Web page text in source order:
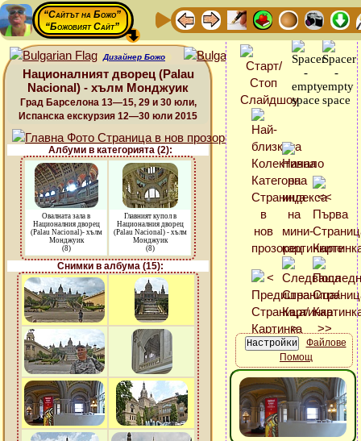
“Сайтът на Божо”
“Божовият Сайт”
Дизайнер Божо
Националният дворец (Palau
Nacional) - хълм Монджуик
Град Барселона 13—15, 29 и 30 юли,
Испанска екскурзия 12—30 юли 2015
Албуми в категорията (2):
Овалната зала в
Националния дворец
(Palau Nacional)- хълм
Монджуик
(8)
Главният купол в
Националния дворец
(Palau Nacional) - хълм
Монджуик
(8)
Снимки в албума (15):
Файлове
Помощ